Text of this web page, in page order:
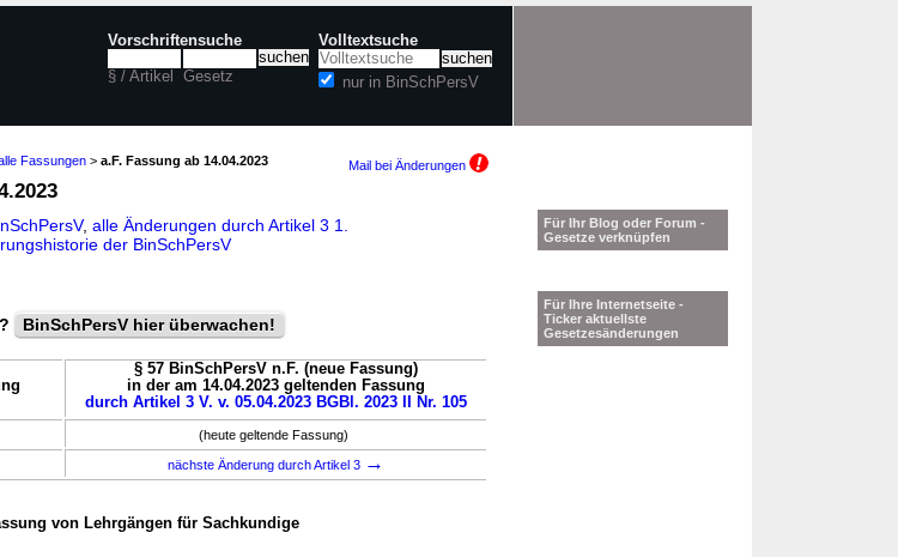
Vorschriftensuche
§ / Artikel Gesetz
Volltextsuche
nur in BinSchPersV
Fassungen > a.F. Fassung ab 14.04.2023 Mail bei Änderungen
, alle Änderungen durch Artikel 3 1.
der BinSchPersV
BinSchPersV hier überwachen!
§ 57 BinSchPersV n.F. (neue Fassung)
in der am 14.04.2023 geltenden Fassung
durch Artikel 3 V. v. 05.04.2023 BGBl. 2023 II Nr. 105
(heute geltende Fassung)
nächste Änderung durch Artikel 3 →
von Lehrgängen für Sachkundige
Für Ihr Blog oder Forum -
Gesetze verknüpfen
Für Ihre Internetseite -
Ticker aktuellste
Gesetzesänderungen